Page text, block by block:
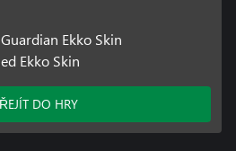
Ekko Skin
Ekko Skin
DO HRY